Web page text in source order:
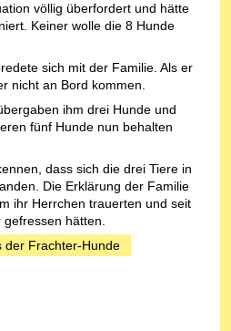
völlig überfordert und hätte
Keiner wolle die 8 Hunde
sich mit der Familie. Als er
nicht an Bord kommen.
ihm drei Hunde und
fünf Hunde nun behalten
dass sich die drei Tiere in
Die Erklärung der Familie
ihr Herrchen trauerten und seit
hätten.
der Frachter-Hunde